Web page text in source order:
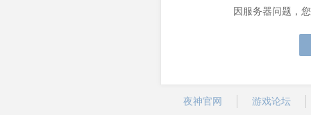
因服务器问题，
夜神官网 游戏论坛